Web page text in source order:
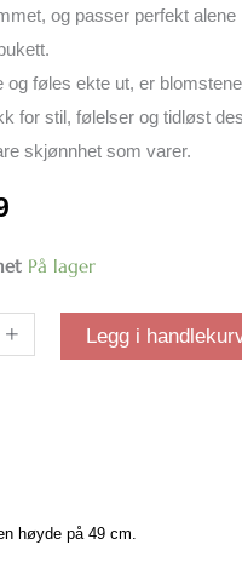
og passer perfekt
og føles ekte ut, er
for stil, følelser og tidløst
skjønnhet som varer.
På lager
+ Legg i
høyde på 49 cm.